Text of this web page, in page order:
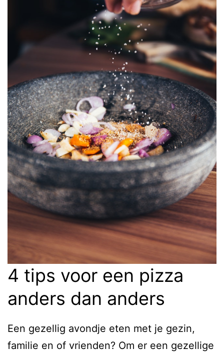
4 tips voor een pizza
anders dan anders
Een gezellig avondje eten met je gezin,
familie en of vrienden? Om er een gezellige